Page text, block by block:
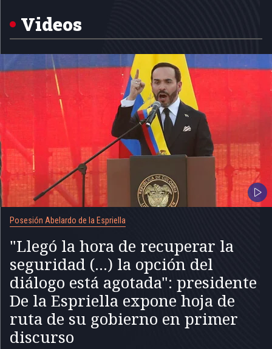
Videos
Posesión Abelardo de la Espriella
"Llegó la hora de recuperar la
seguridad (...) la opción del
diálogo está agotada": presidente
De la Espriella expone hoja de
ruta de su gobierno en primer
discurso